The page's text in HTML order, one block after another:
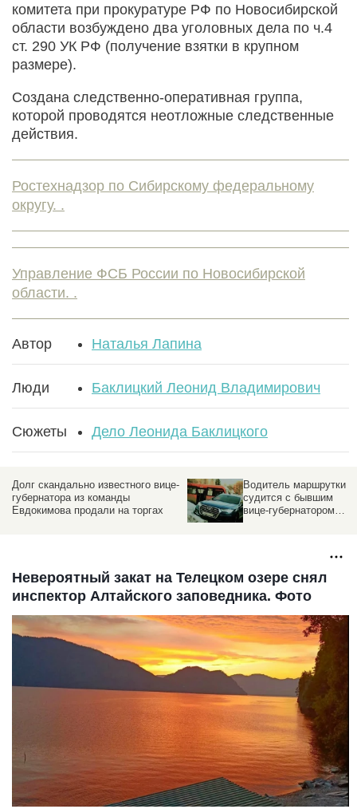
комитета при прокуратуре РФ по Новосибирской
области возбуждено два уголовных дела по ч.4
ст. 290 УК РФ (получение взятки в крупном
размере).
Создана следственно-оперативная группа,
которой проводятся неотложные следственные
действия.
Ростехнадзор по Сибирскому федеральному
округу. .
Управление ФСБ России по Новосибирской
области. .
Автор Наталья Лапина
Люди Баклицкий Леонид Владимирович
Сюжеты Дело Леонида Баклицкого
Долг скандально известного вице-
губернатора из команды
Евдокимова продали на торгах
Водитель маршрутки
судится с бывшим
вице-губернатором
Невероятный закат на Телецком озере снял
инспектор Алтайского заповедника. Фото